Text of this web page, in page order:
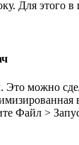
Для этого в
Это можно
Файл >